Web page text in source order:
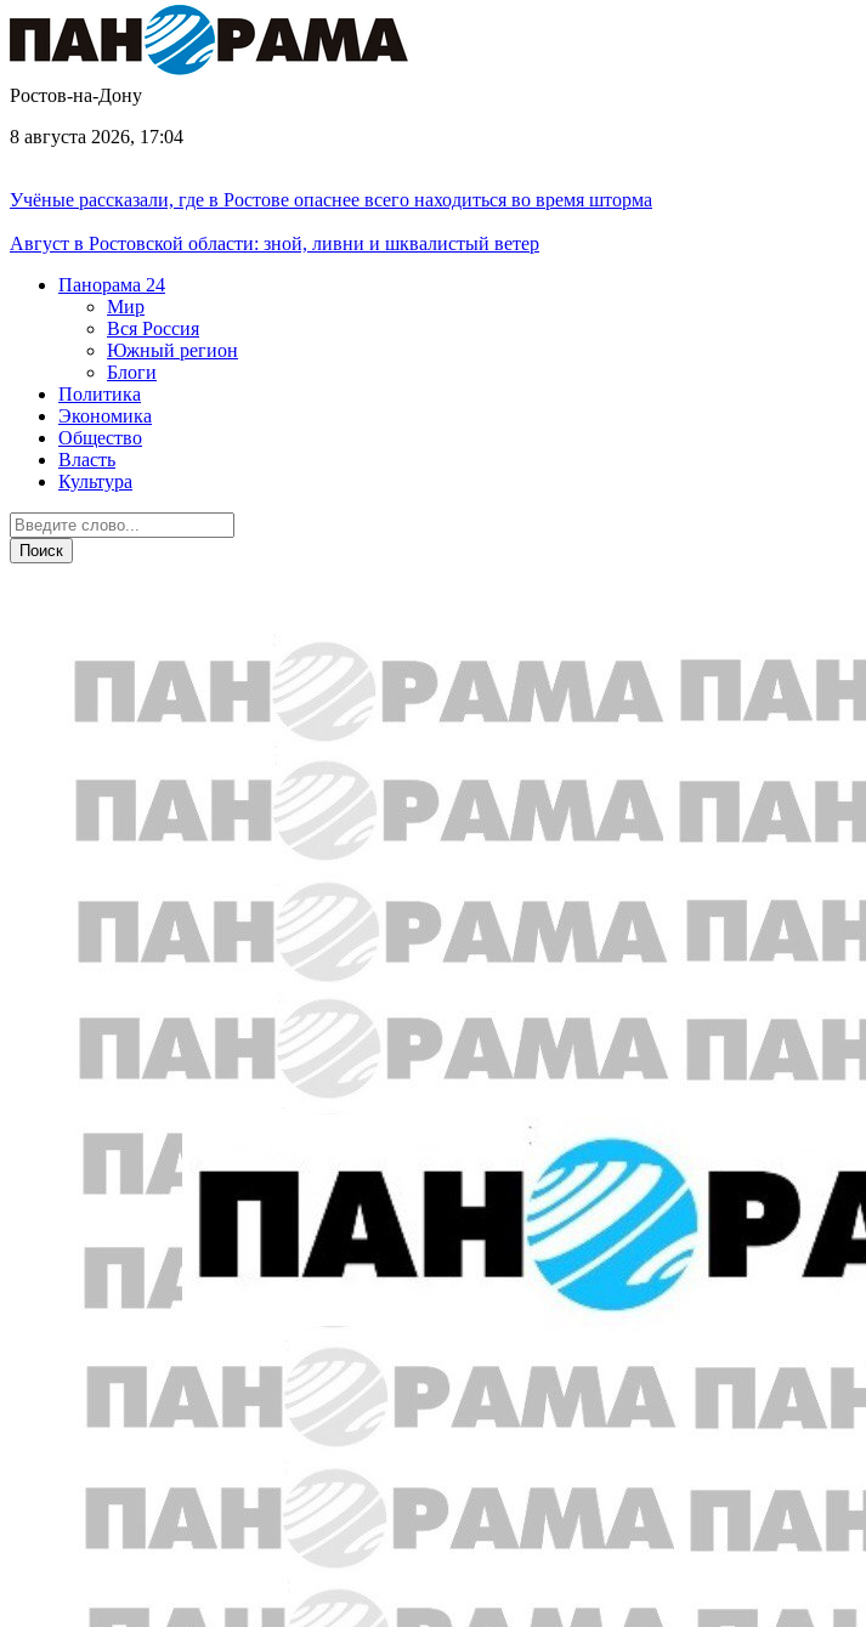
Ростов-на-Дону
8 августа 2026, 17:04
Учёные рассказали, где в Ростове опаснее всего находиться во время шторма
Август в Ростовской области: зной, ливни и шквалистый ветер
Панорама 24
Мир
Вся Россия
Южный регион
Блоги
Политика
Экономика
Общество
Власть
Культура